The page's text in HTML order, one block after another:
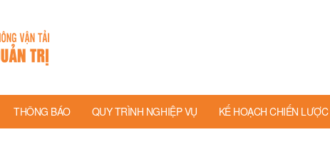
THÔNG BÁO QUY TRÌNH NGHIỆP VỤ KẾ HOẠCH CHIẾN LƯỢC